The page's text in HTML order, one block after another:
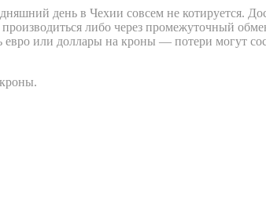
день в Чехии совсем не котируется.
либо через промежуточный
или доллары на кроны — потери могут